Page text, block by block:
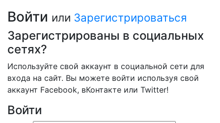
Войти или Зарегистрироваться
Зарегистрированы в социальных
сетях?
Используйте свой аккаунт в социальной сети для
входа на сайт. Вы можете войти используя свой
аккаунт Facebook, вКонтакте или Twitter!
Войти